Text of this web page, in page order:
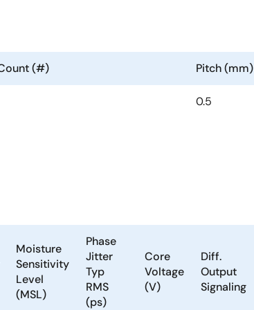
(#) Pitch (mm)
0.5
Moisture
Sensitivity
Level
(MSL)
Phase
Jitter
Typ
RMS
(ps)
Core
Voltage
(V)
Diff.
Output
Signaling